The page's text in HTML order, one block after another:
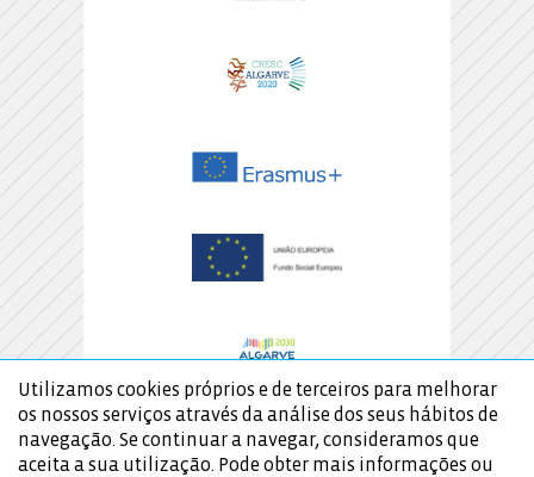
Utilizamos cookies próprios e de terceiros para melhorar
os nossos serviços através da análise dos seus hábitos de
navegação. Se continuar a navegar, consideramos que
aceita a sua utilização. Pode obter mais informações ou